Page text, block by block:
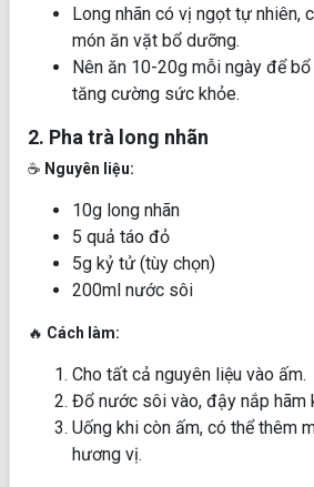
Long nhãn có vị ngọt tự nhiên,
món ăn vặt bổ dưỡng.
Nên ăn 10-20g mỗi ngày để
tăng cường sức khỏe.
2. Pha trà long nhãn
☕ Nguyên liệu:
10g long nhãn
5 quả táo đỏ
5g kỷ tử (tùy chọn)
200ml nước sôi
🔥 Cách làm:
Cho tất cả nguyên liệu vào ấm.
Đổ nước sôi vào, đậy nắp hãm
Uống khi còn ấm, có thể thêm
hương vị.